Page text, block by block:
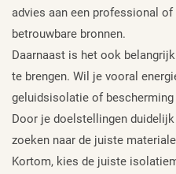
advies aan een professional
betrouwbare bronnen.
Daarnaast is het ook
te brengen. Wil je vooral
geluidsisolatie of
Door je doelstellingen
zoeken naar de juiste
Kortom, kies de juiste